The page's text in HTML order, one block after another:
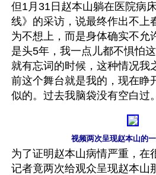
但1月31日赵本山躺在医院病
线》的采访，说最终作出不上
为不想上，而是身体确实不允
是头5年，我一点儿都不惧怕
就有忘词的时候，这种情况我
前这个舞台就是我的，现在睁
似的。过去我脑袋没有空白过
视频两次呈现赵本山的
为了证明赵本山病情严重，在
记者竟两次给观众呈现赵本山